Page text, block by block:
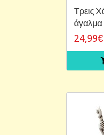
Τρεις
άγαλμα
24,99€